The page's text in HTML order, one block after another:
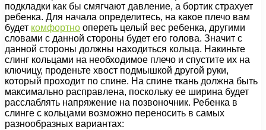
подкладки как бы смягчают давление, а бортик страхует
ребенка. Для начала определитесь, на какое плечо вам
будет комфортно опереть целый вес ребенка, другими
словами с данной стороны будет его голова. Значит с
данной стороны должны находиться кольца. Накиньте
слинг кольцами на необходимое плечо и спустите их на
ключицу, проденьте хвост подмышкой другой руки,
который проходит по спине. На спине ткань должна быть
максимально расправлена, поскольку ее ширина будет
расслаблять напряжение на позвоночник. Ребенка в
слинге с кольцами возможно переносить в самых
разнообразных вариантах: